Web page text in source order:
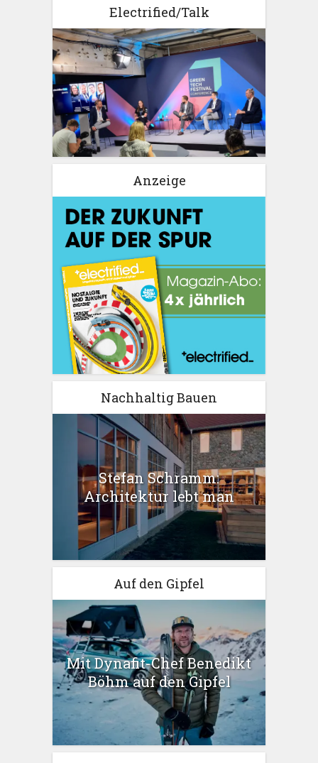
Electrified/Talk
Anzeige
Nachhaltig Bauen
Stefan Schramm:
Architektur lebt man
Auf den Gipfel
Mit Dynafit-Chef Benedikt
Böhm auf den Gipfel